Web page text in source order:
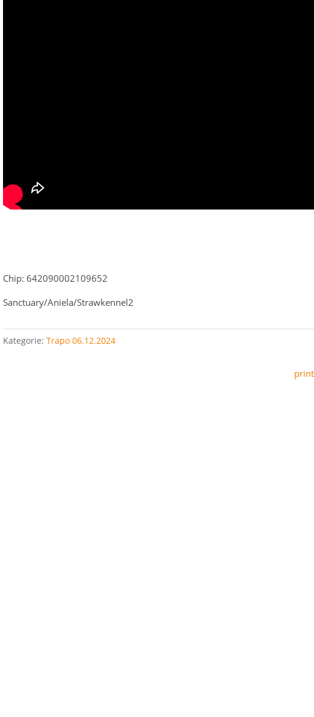
Chip: 642090002109652
Sanctuary/Aniela/Strawkennel2
Kategorie:Trapo 06.12.2024
print